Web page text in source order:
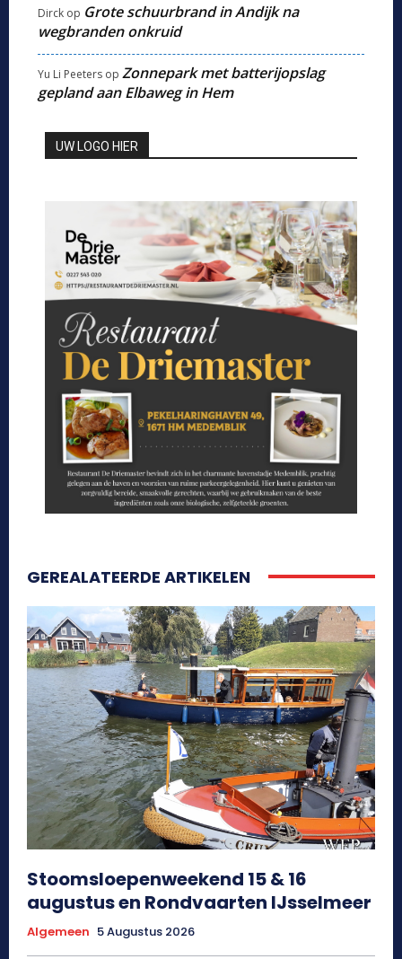
Dirck op Grote schuurbrand in Andijk na
wegbranden onkruid
Yu Li Peeters op Zonnepark met batterijopslag
gepland aan Elbaweg in Hem
UW LOGO HIER
GEREALATEERDE ARTIKELEN
Stoomsloepenweekend 15 & 16
augustus en Rondvaarten IJsselmeer
Algemeen 5 Augustus 2026